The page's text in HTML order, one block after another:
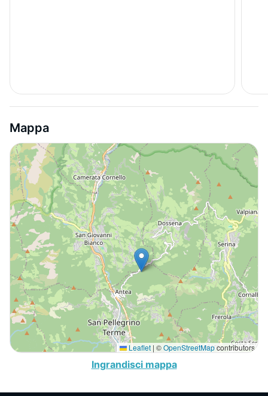
Mappa
Leaflet | ©OpenStreetMapcontributors
Ingrandisci mappa